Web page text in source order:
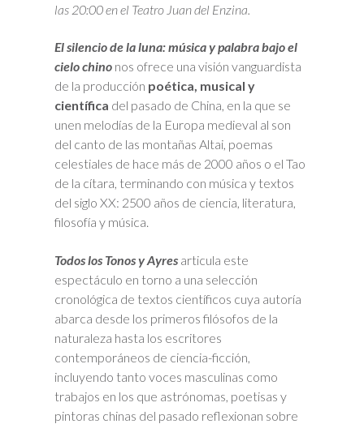
las 20:00 en el Teatro Juan del Enzina.
El silencio de la luna: música y palabra bajo el
cielo chino nos ofrece una visión vanguardista
de la producción poética, musical y
científica del pasado de China, en la que se
unen melodías de la Europa medieval al son
del canto de las montañas Altai, poemas
celestiales de hace más de 2000 años o el Tao
de la cítara, terminando con música y textos
del siglo XX: 2500 años de ciencia, literatura,
filosofía y música.
Todos los Tonos y Ayresarticula este
espectáculo en torno a una selección
cronológica de textos científicos cuya autoría
abarca desde los primeros filósofos de la
naturaleza hasta los escritores
contemporáneos de ciencia-ficción,
incluyendo tanto voces masculinas como
trabajos en los que astrónomas, poetisas y
pintoras chinas del pasado reflexionan sobre